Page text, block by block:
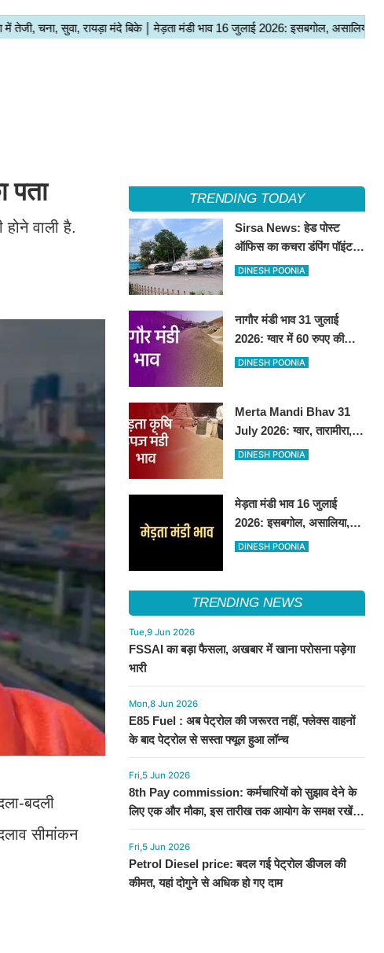
पता
वाली है.
बदली
सीमांकन
TRENDING TODAY
Sirsa News: हेड पोस्ट
ऑफिस का कचरा डंपिंग पॉइंट
हटाकर बनेगा 'आई लव सिरसा'
DINESH POONIA
नागौर मंडी भाव 31 जुलाई
2026: ग्वार में 60 रुपए की
तेजी, अन्य फसलों के भाव रहे
DINESH POONIA
Merta Mandi Bhav 31
July 2026: ग्वार, तारामीरा,
असालिया में तेजी, चना, सुवा,
DINESH POONIA
मेड़ता मंडी भाव 16 जुलाई
2026: इसबगोल, असालिया,
रायडा में तेजी चना, सुवा, ग्वार में
DINESH POONIA
TRENDING NEWS
Tue,9 Jun 2026
FSSAI का बड़ा फैसला, अखबार में खाना परोसना पड़ेगा
भारी
Mon,8 Jun 2026
E85 Fuel : अब पेट्रोल की जरूरत नहीं, फ्लेक्स वाहनों
के बाद पेट्रोल से सस्ता फ्यूल हुआ लॉन्च
Fri,5 Jun 2026
8th Pay commission: कर्मचारियों को सुझाव देने के
लिए एक और मौका, इस तारीख तक आयोग के समक्ष रखें
अपनी बात
Fri,5 Jun 2026
Petrol Diesel price: बदल गई पेट्रोल डीजल की
कीमत, यहां दोगुने से अधिक हो गए दाम